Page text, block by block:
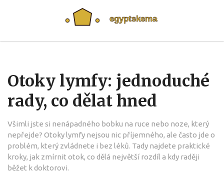
Otoky lymfy: jednoduché
rady, co dělat hned
Všimli jste si nenápadného bobku na ruce nebo noze, který
nepřejde? Otoky lymfy nejsou nic příjemného, ale často jde o
problém, který zvládnete i bez léků. Tady najdete praktické
kroky, jak zmírnit otok, co dělá největší rozdíl a kdy raději
běžet k doktorovi.